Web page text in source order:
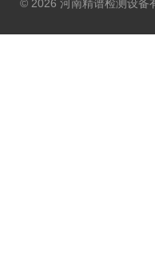
© 2026 河南精谱检测设备